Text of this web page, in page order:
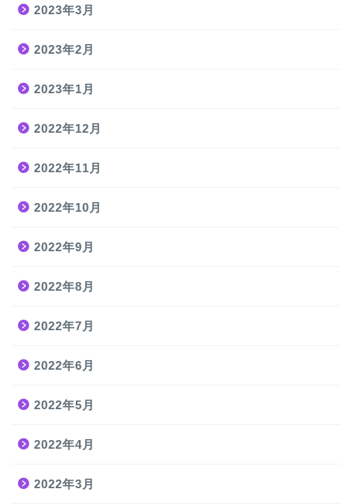
2023年3月
2023年2月
2023年1月
2022年12月
2022年11月
2022年10月
2022年9月
2022年8月
2022年7月
2022年6月
2022年5月
2022年4月
2022年3月